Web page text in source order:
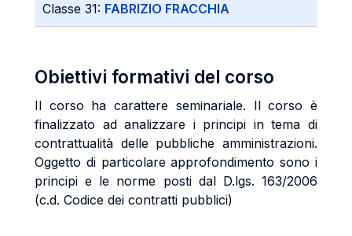
Classe 31: FABRIZIO FRACCHIA
Obiettivi formativi del corso
Il corso ha carattere seminariale. Il corso è
finalizzato ad analizzare i principi in tema di
contrattualità delle pubbliche amministrazioni.
Oggetto di particolare approfondimento sono i
principi e le norme posti dal D.lgs. 163/2006
(c.d. Codice dei contratti pubblici)